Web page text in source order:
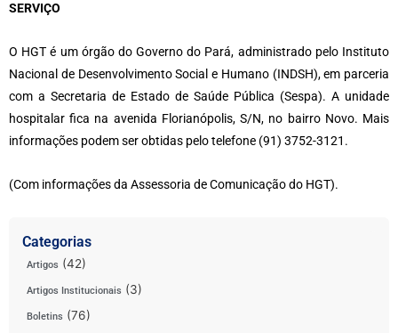
SERVIÇO
O HGT é um órgão do Governo do Pará, administrado pelo Instituto
Nacional de Desenvolvimento Social e Humano (INDSH), em parceria
com a Secretaria de Estado de Saúde Pública (Sespa). A unidade
hospitalar fica na avenida Florianópolis, S/N, no bairro Novo. Mais
informações podem ser obtidas pelo telefone (91) 3752-3121.
(Com informações da Assessoria de Comunicação do HGT).
Categorias
Artigos (42)
Artigos Institucionais (3)
Boletins (76)